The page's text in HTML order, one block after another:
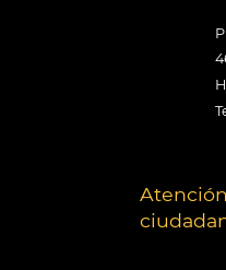
Atención